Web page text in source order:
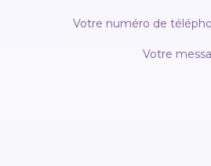
Votre numéro de
Votre